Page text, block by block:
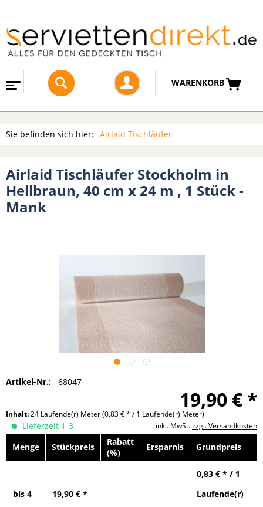
WARENKORB
Sie befinden sich hier: Airlaid Tischläufer
Airlaid Tischläufer Stockholm in
Hellbraun, 40 cm x 24 m , 1 Stück -
Mank
Artikel-Nr.: 68047
19,90 € *
Inhalt:24 Laufende(r) Meter(0,83 € * / 1 Laufende(r) Meter)
inkl. MwSt.zzgl. Versandkosten
Lieferzeit 1-3
Menge
Stückpreis
Rabatt
(%)
Ersparnis Grundpreis
bis 4 19,90 € *
0,83 € * / 1
Laufende(r)